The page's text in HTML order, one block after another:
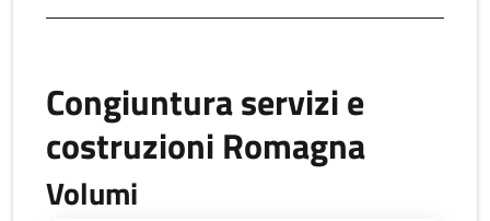
Congiuntura servizi e
costruzioni Romagna
Volumi